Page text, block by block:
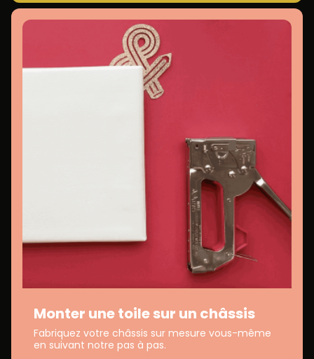
Monter une toile sur un châssis
Fabriquez votre châssis sur mesure vous-même
en suivant notre pas à pas.